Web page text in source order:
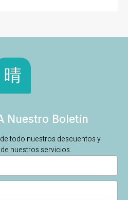
Nuestro Boletín
todo nuestros descuentos y
nuestros servicios.